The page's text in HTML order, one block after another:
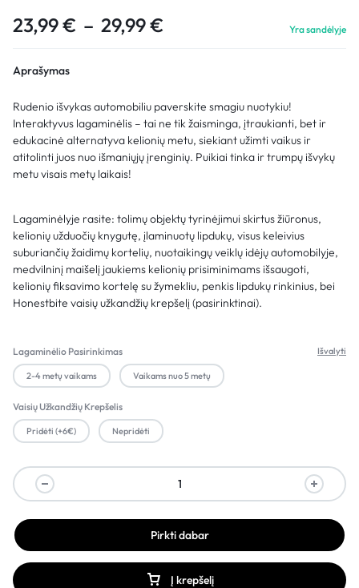
23,99€ – 29,99€ Yra sandėlyje
Aprašymas
Rudenio išvykas automobiliu paverskite smagiu nuotykiu!
Interaktyvus lagaminėlis – tai ne tik žaisminga, įtraukianti, bet ir
edukacinė alternatyva kelionių metu, siekiant užimti vaikus ir
atitolinti juos nuo išmaniųjų įrenginių. Puikiai tinka ir trumpų išvykų
metu visais metų laikais!
Lagaminėlyje rasite: tolimų objektų tyrinėjimui skirtus žiūronus,
kelionių užduočių knygutę, įlaminuotų lipdukų, visus keleivius
suburiančių žaidimų kortelių, nuotaikingų veiklų idėjų automobilyje,
medvilninį maišelį jaukiems kelionių prisiminimams išsaugoti,
kelionių fiksavimo kortelę su žymekliu, penkis lipdukų rinkinius, bei
Honestbite vaisių užkandžių krepšelį (pasirinktinai).
Lagaminėlio Pasirinkimas
2-4 metų vaikams Vaikams nuo 5 metų
Vaisių Užkandžių Krepšelis
Pridėti (+6€) Nepridėti
Išvalyti
Į krepšelį
Pirkti dabar